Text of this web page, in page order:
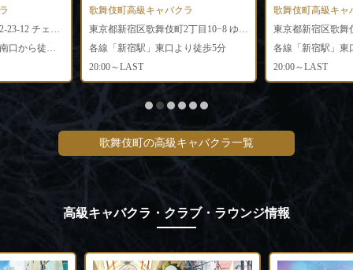
歌舞伎町高級キャバクラ
各線「新宿駅」東口より徒歩5分
20:00～LAST
歌舞伎町高級キャ
各線「新宿駅」東
20:00～LAST
歌舞伎町の高級キャバクラ一覧
高級キャバクラ・クラブ・ラウンジ情報